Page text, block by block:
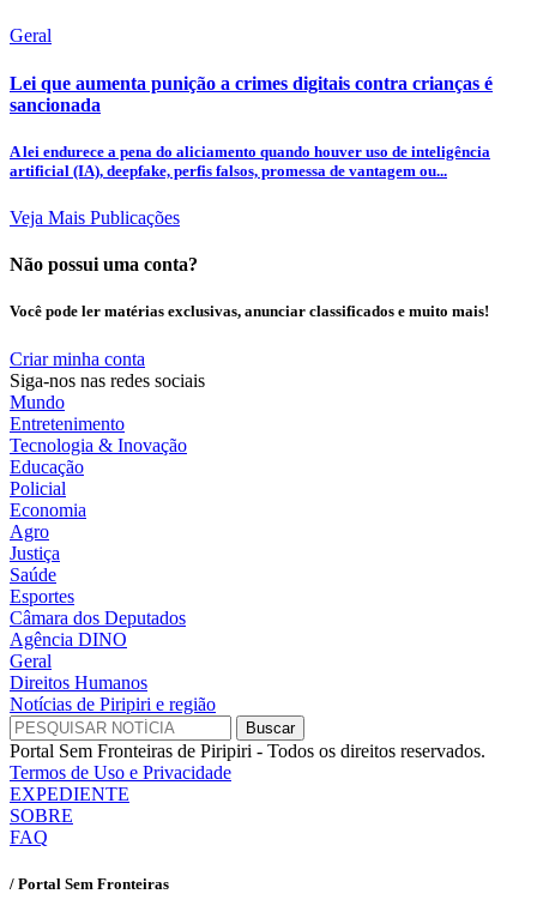
Geral
Lei que aumenta punição a crimes digitais contra crianças é
sancionada
A lei endurece a pena do aliciamento quando houver uso de inteligência
artificial (IA), deepfake, perfis falsos, promessa de vantagem ou...
Veja Mais Publicações
Não possui uma conta?
Você pode ler matérias exclusivas, anunciar classificados e muito mais!
Criar minha conta
Siga-nos nas redes sociais
Mundo
Entretenimento
Tecnologia & Inovação
Educação
Policial
Economia
Agro
Justiça
Saúde
Esportes
Câmara dos Deputados
Agência DINO
Geral
Direitos Humanos
Notícias de Piripiri e região
Portal Sem Fronteiras de Piripiri - Todos os direitos reservados.
Termos de Uso e Privacidade
EXPEDIENTE
SOBRE
FAQ
/ Portal Sem Fronteiras